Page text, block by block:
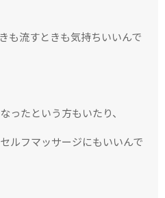
も流すときも気持ちいいんで
ったという方もいたり、
ルフマッサージにもいいんで